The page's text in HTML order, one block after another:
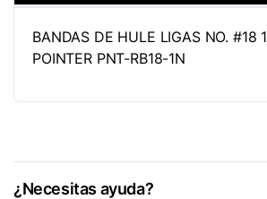
BANDAS DE HULE LIGAS NO. #18
POINTER PNT-RB18-1N
¿Necesitas ayuda?